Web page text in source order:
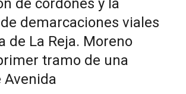
de cordones y la
demarcaciones viales
de La Reja. Moreno
tramo de una